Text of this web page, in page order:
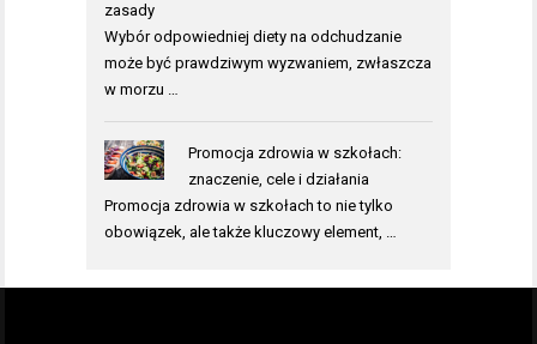
zasady
Wybór odpowiedniej diety na odchudzanie
może być prawdziwym wyzwaniem, zwłaszcza
w morzu …
Promocja zdrowia w szkołach:
znaczenie, cele i działania
Promocja zdrowia w szkołach to nie tylko
obowiązek, ale także kluczowy element, …